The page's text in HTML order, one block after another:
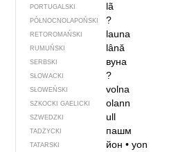
PORTUGALSKI lã
PÓŁNOCNO­LA­POŃ­SKI ?
RETOROMAŃSKI launa
RUMUŃSKI lână
SERBSKI вуна
SŁOWACKI ?
SŁOWEŃSKI volna
SZKOCKI GAELICKI olann
SZWEDZKI ull
TADŻYCKI пашм
TATARSKI йон• yon